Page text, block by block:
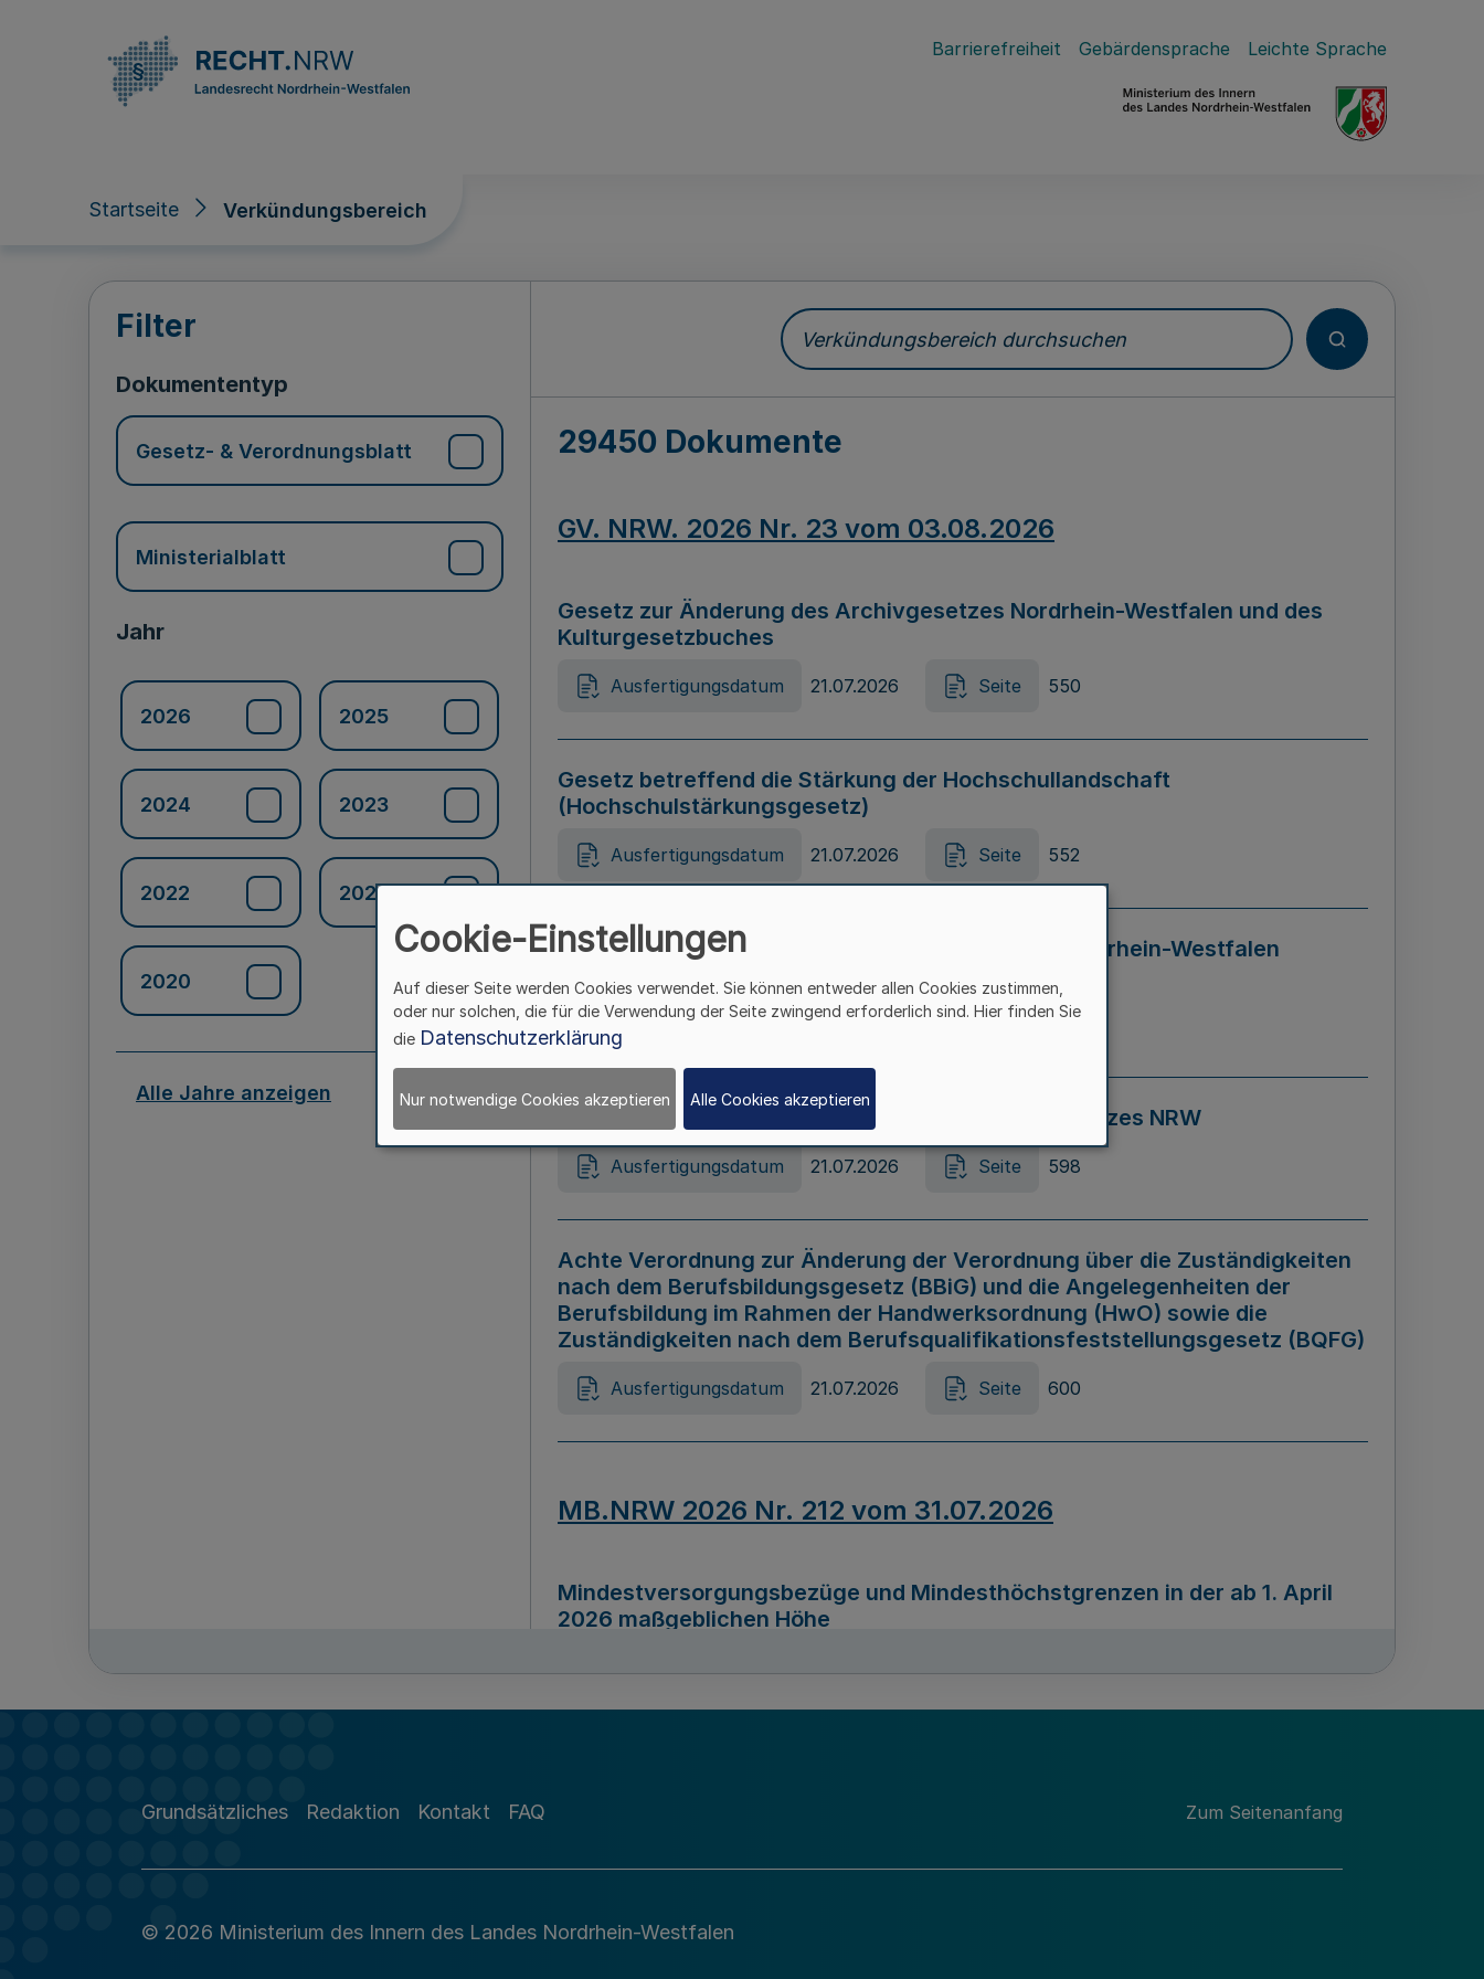
Barrierefreiheit Gebärdensprache Leichte Sprache
Startseite Verkündungsbereich
Verkündungsbereich
Filter
Dokumententyp
Gesetz- & Verordnungsblatt
Ministerialblatt
Jahr
2026 2025
2024 2023
2022 2021
2020
Alle Jahre anzeigen
Verkündungsbereich durchsuchen
29450 Dokumente
GV. NRW. 2026 Nr. 23 vom 03.08.2026
Gesetz zur Änderung des Archivgesetzes Nordrhein-Westfalen und des
Kulturgesetzbuches
Ausfertigungsdatum 21.07.2026 Seite 550
Gesetz betreffend die Stärkung der Hochschullandschaft
(Hochschulstärkungsgesetz)
Ausfertigungsdatum 21.07.2026 Seite 552
Gesetz zur Vermeidung von Diskriminierung in Nordrhein-Westfalen
(Landesantidiskriminierungsgesetz – LADG NRW)
Ausfertigungsdatum 21.07.2026 Seite 595
Gesetz zur Änderung des Online-Casinospiel Gesetzes NRW
Ausfertigungsdatum 21.07.2026 Seite 598
Achte Verordnung zur Änderung der Verordnung über die Zuständigkeiten
nach dem Berufsbildungsgesetz (BBiG) und die Angelegenheiten der
Berufsbildung im Rahmen der Handwerksordnung (HwO) sowie die
Zuständigkeiten nach dem Berufsqualifikationsfeststellungsgesetz (BQFG)
Ausfertigungsdatum 21.07.2026 Seite 600
MB.NRW 2026 Nr. 212 vom 31.07.2026
Mindestversorgungsbezüge und Mindesthöchstgrenzen in der ab 1. April
2026 maßgeblichen Höhe
Richtlinie zur Durchführung des Förderprogramms „Mittelstand Innovativ &
Grundsätzliches Redaktion Kontakt FAQ Zum Seitenanfang
© 2026 Ministerium des Innern des Landes Nordrhein-Westfalen
Cookie-Einstellungen
Auf dieser Seite werden Cookies verwendet. Sie können entweder allen Cookies zustimmen,
oder nur solchen, die für die Verwendung der Seite zwingend erforderlich sind. Hier finden Sie
die Datenschutzerklärung
Nur notwendige Cookies akzeptieren Alle Cookies akzeptieren